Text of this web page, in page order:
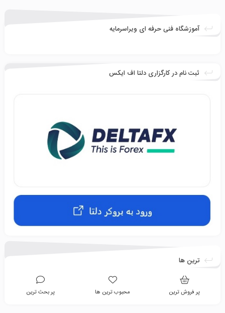
آموزشگاه فنی حرفه ای ویراسرمایه
ثبت نام در کارگزاری دلتا اف ایکس
ترین ها
پر فروش ترین محبوب ترین ها پر بحث ترین